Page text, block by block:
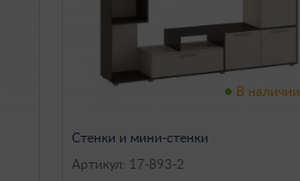
В наличии
Стенки и мини-стенки
Артикул: 17-893-2